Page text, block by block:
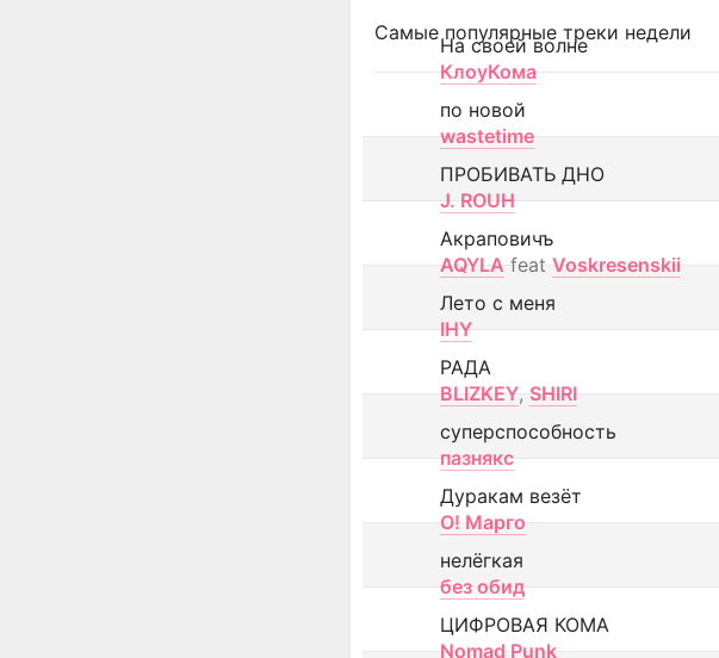
Самые популярные треки недели
На своей волне
КлоуКома
по новой
wastetime
ПРОБИВАТЬ ДНО
J. ROUH
Акраповичъ
AQYLA feat Voskresenskii
Лето с меня
IHY
РАДА
BLIZKEY, SHIRI
суперспособность
пазнякс
Дуракам везёт
О! Марго
нелёгкая
без обид
ЦИФРОВАЯ КОМА
Nomad Punk